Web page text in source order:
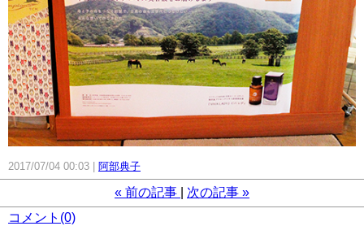
2017/07/04 00:03 阿部典子
« 前の記事 次の記事 »
コメント(0)